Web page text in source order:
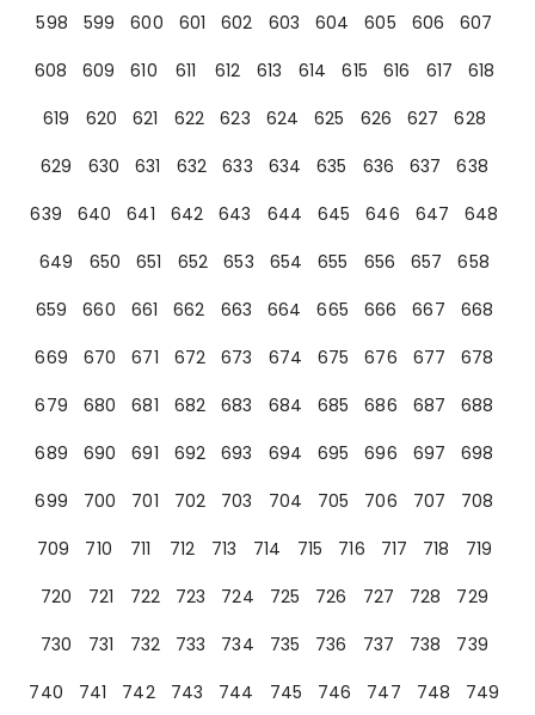
598
599 600 601 602 603 604 605 606
607
608
609 610 611 612 613 614 615 616 617
618
619
620 621 622 623 624 625 626 627
628
629
630 631 632 633 634 635 636 637
638
639
640 641 642 643 644 645 646 647
648
649
650 651 652 653 654 655 656 657
658
659
660 661 662 663 664 665 666 667
668
669
670 671 672 673 674 675 676 677
678
679
680 681 682 683 684 685 686 687
688
689
690 691 692 693 694 695 696 697
698
699
700 701 702 703 704 705 706 707
708
709
710 711 712 713 714 715 716 717 718
719
720
721 722 723 724 725 726 727 728
729
730
731 732 733 734 735 736 737 738
739
740
741 742 743 744 745 746 747 748
749